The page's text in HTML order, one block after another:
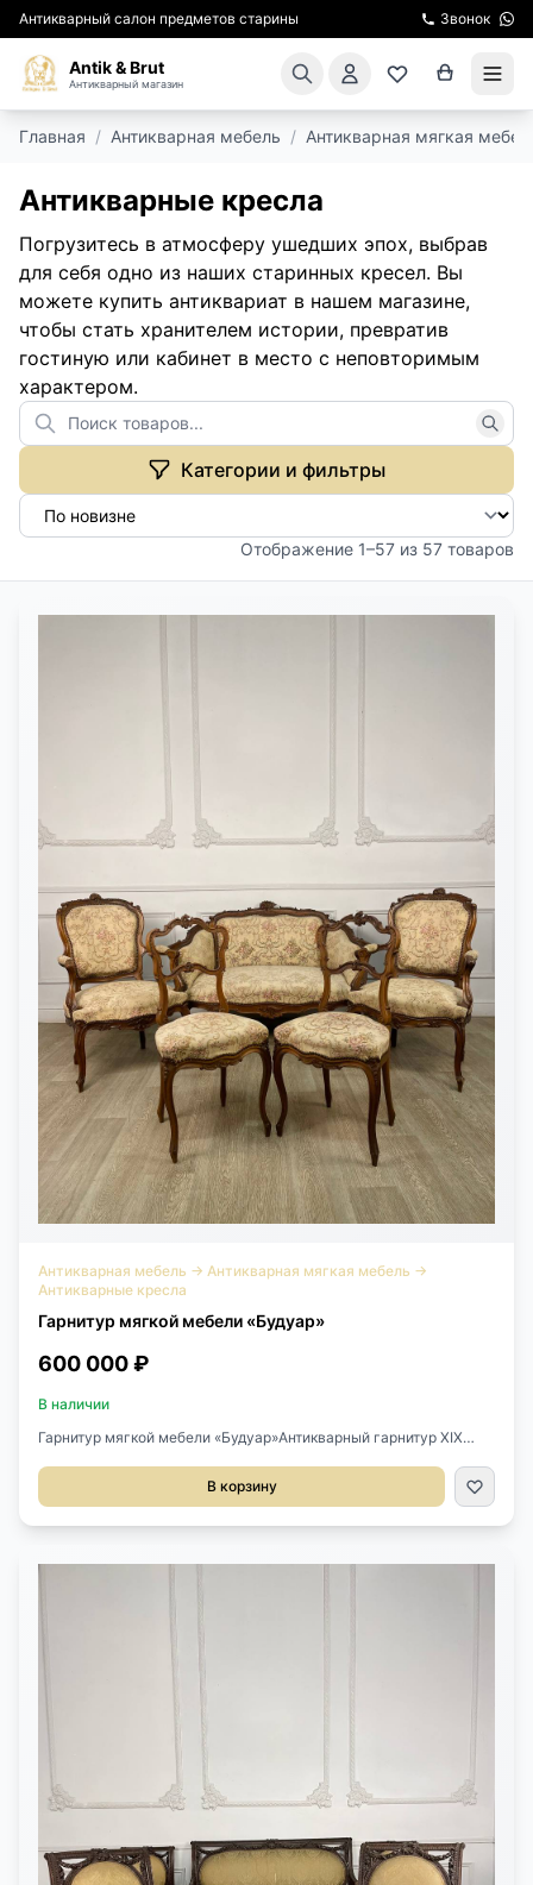
Антикварный салон предметов старины Звонок
Antik & Brut
Антикварный магазин
АРЕНДА МЕБЕЛИ
ПОДАРКИ
КИНОСЪЕМКА
ЭКСКУРСИИ
РЕСТАВРАЦИЯ
КУРСЫ ПО РЕСТАВРАЦИИ
ДОСТАВКА И ОПЛАТА
Главная / Антикварная мебель / Антикварная мягкая
Антикварные кресла
Погрузитесь в атмосферу ушедших эпох, выбрав
для себя одно из наших старинных кресел. Вы
можете купить антиквариат в нашем магазине,
чтобы стать хранителем истории, превратив
гостиную или кабинет в место с неповторимым
характером.
Категории и фильтры
Отображение 1–57 из 57 товаров
Антикварная мебель → Антикварная мягкая мебель →
Антикварные кресла
Гарнитур мягкой мебели «Будуар»
600 000 ₽
В наличии
Гарнитур мягкой мебели «Будуар»Антикварный гарнитур XIX
кресел и пары изящных стульчиков.Выполнен из массива
ореха.Размер стула 43х44х86h см.Высота сиденья 47
В корзину